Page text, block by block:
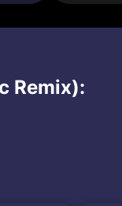
Remix):